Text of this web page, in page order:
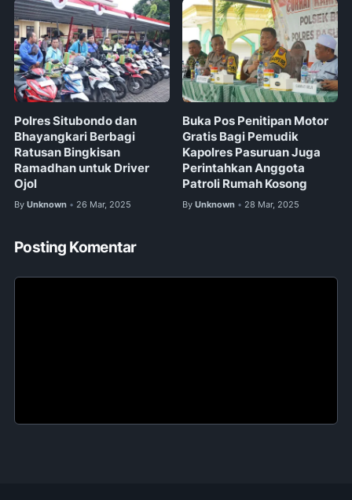
Polres Situbondo dan
Bhayangkari Berbagi
Ratusan Bingkisan
Ramadhan untuk Driver
Ojol
By Unknown • 26 Mar, 2025
Buka Pos Penitipan Motor
Gratis Bagi Pemudik
Kapolres Pasuruan Juga
Perintahkan Anggota
Patroli Rumah Kosong
By Unknown • 28 Mar, 2025
Posting Komentar